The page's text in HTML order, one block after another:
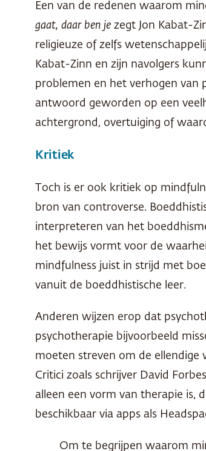
Een van de redenen waarom
gaat, daar ben je zegt Jon Kabat-
religieuze of zelfs
Kabat-Zinn en zijn navolgers
problemen en het verhogen van
antwoord geworden op een
achtergrond, overtuiging of
Kritiek
Toch is er ook kritiek op
bron van controverse.
interpreteren van het
het bewijs vormt voor de
mindfulness juist in strijd met
vanuit de boeddhistische leer.
Anderen wijzen erop dat
psychotherapie bijvoorbeeld
moeten streven om de ellendige
Critici zoals schrijver David
alleen een vorm van therapie is,
beschikbaar via apps als
Om te begrijpen waarom